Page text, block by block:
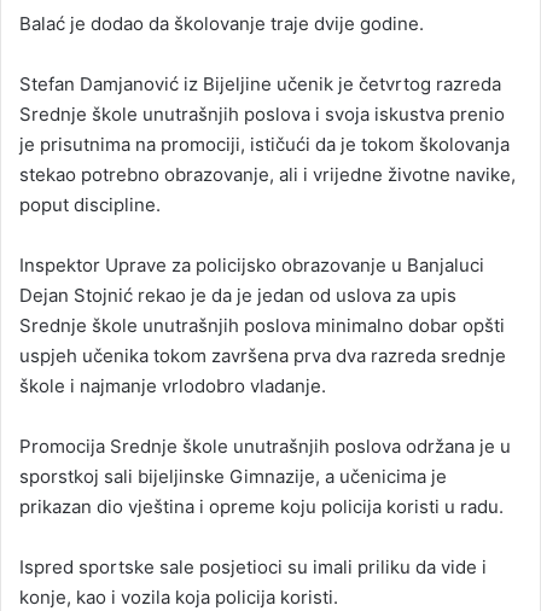
Balać je dodao da školovanje traje dvije godine.
Stefan Damjanović iz Bijeljine učenik je četvrtog razreda
Srednje škole unutrašnjih poslova i svoja iskustva prenio
je prisutnima na promociji, ističući da je tokom školovanja
stekao potrebno obrazovanje, ali i vrijedne životne navike,
poput discipline.
Inspektor Uprave za policijsko obrazovanje u Banjaluci
Dejan Stojnić rekao je da je jedan od uslova za upis
Srednje škole unutrašnjih poslova minimalno dobar opšti
uspjeh učenika tokom završena prva dva razreda srednje
škole i najmanje vrlodobro vladanje.
Promocija Srednje škole unutrašnjih poslova održana je u
sporstkoj sali bijeljinske Gimnazije, a učenicima je
prikazan dio vještina i opreme koju policija koristi u radu.
Ispred sportske sale posjetioci su imali priliku da vide i
konje, kao i vozila koja policija koristi.